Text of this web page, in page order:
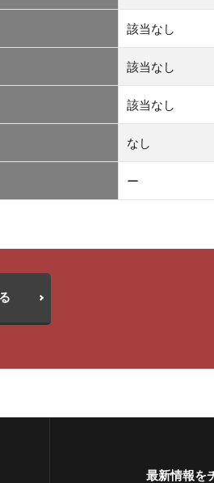
該当なし
該当なし
該当なし
なし
ー
最新情報を